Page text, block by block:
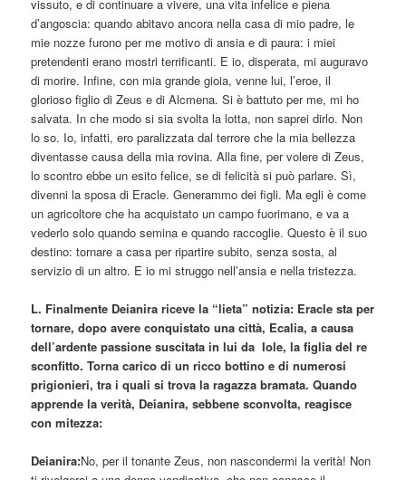
vissuto, e di continuare a vivere, una vita infelice e piena
d’angoscia: quando abitavo ancora nella casa di mio padre, le
mie nozze furono per me motivo di ansia e di paura: i miei
pretendenti erano mostri terrificanti. E io, disperata, mi auguravo
di morire. Infine, con mia grande gioia, venne lui, l’eroe, il
glorioso figlio di Zeus e di Alcmena. Si è battuto per me, mi ho
salvata. In che modo si sia svolta la lotta, non saprei dirlo. Non
lo so. Io, infatti, ero paralizzata dal terrore che la mia bellezza
diventasse causa della mia rovina. Alla fine, per volere di Zeus,
lo scontro ebbe un esito felice, se di felicità si può parlare. Sì,
divenni la sposa di Eracle. Generammo dei figli. Ma egli è come
un agricoltore che ha acquistato un campo fuorimano, e va a
vederlo solo quando semina e quando raccoglie. Questo è il suo
destino: tornare a casa per ripartire subito, senza sosta, al
servizio di un altro. E io mi struggo nell’ansia e nella tristezza.
L. Finalmente Deianira riceve la “lieta” notizia: Eracle sta per
tornare, dopo avere conquistato una città, Ecalia, a causa
dell’ardente passione suscitata in lui da Iole, la figlia del re
sconfitto. Torna carico di un ricco bottino e di numerosi
prigionieri, tra i quali si trova la ragazza bramata. Quando
apprende la verità, Deianira, sebbene sconvolta, reagisce
con mitezza:
Deianira:No, per il tonante Zeus, non nascondermi la verità! Non